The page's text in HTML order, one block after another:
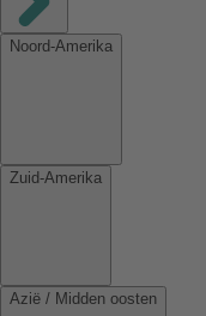
Noord-Amerika
Zuid-Amerika
Azië / Midden oosten